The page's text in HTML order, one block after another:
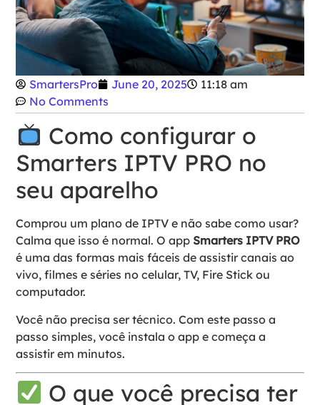
SmartersPro June 20, 2025
11:18 am
No Comments
Como configurar o
Smarters IPTV PRO no
seu aparelho
Comprou um plano de IPTV e não sabe como usar?
Calma que isso é normal. O app Smarters IPTV PRO
é uma das formas mais fáceis de assistir canais ao
vivo, filmes e séries no celular, TV, Fire Stick ou
computador.
Você não precisa ser técnico. Com este passo a
passo simples, você instala o app e começa a
assistir em minutos.
O que você precisa ter